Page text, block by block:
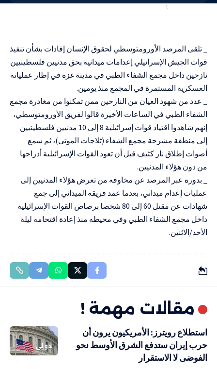
انتهاكات الاحتلالدولي
_ تلقى المرصد الأورومتوسطي لحقوق الإنسان إفادات بشأن تنفيذ
قوات الجيش الإسرائيلي إعدامات ميدانية بحق مدنيين فلسطينيين
نازحين داخل مجمع الشفاء الطبي في مدينة غزة في إطار عملياته
العسكرية المستمرة في المجمع منذ يومين.
_ عدد من شهود العيان من النازحين ممن تمكنوا من مغادرة مجمع
الشفاء الطبي في الساعات الأخيرة قالوا لفريق الأورومتوسطي،
إنهم شاهدوا اقتياد قوات إسرائيلية 8 إلى 10 مدنيين فلسطينيين
إلى منطقة مشرحة مجمع الشفاء (ثلاجات الموتى)، ثم سمع
أصوات إطلاق نار كثيف قبل أن تعود القوات الإسرائيلية أدراجها
من دون هؤلاء المدنيين.
_ بدوره عبر المرصد عن مخاوفه من تعرض هؤلاء المدنيين إلى
عمليات إعدام ميداني، بعدما عمد فريقه الميداني إلى جمع
شهادات عن مقتل 60 إلى 80 شخصا برصاص القوات الإسرائيلية
داخل مجمع الشفاء الطبي وفي محيطه منذ إعادة اقتحامه ليلة
الأحد/الاثنين.
مقالات مهمة !
دولي
استطلاع رويترز: الأمريكيون يرون أن
حرب إيران ستدفع الشرق الأوسط نحو
الفوضى لا الاستقرار